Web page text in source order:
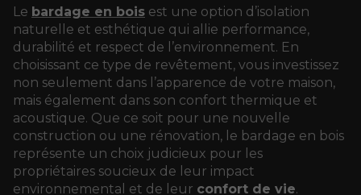
Le bardage en bois est une option d’isolation
naturelle et esthétique qui allie performance,
durabilité et respect de l’environnement. En
choisissant ce type de revêtement, vous investissez
non seulement dans l’apparence de votre maison,
mais également dans son confort thermique et
acoustique. Que ce soit pour une nouvelle
construction ou une rénovation, le bardage en bois
représente un choix judicieux pour les
propriétaires soucieux de leur impact
environnemental et de leur confort de vie.